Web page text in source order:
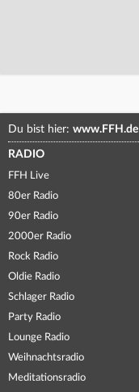
Du bist hier: www.FFH.de
RADIO
FFH Live
80er Radio
90er Radio
2000er Radio
Rock Radio
Oldie Radio
Schlager Radio
Party Radio
Lounge Radio
Weihnachtsradio
Meditationsradio